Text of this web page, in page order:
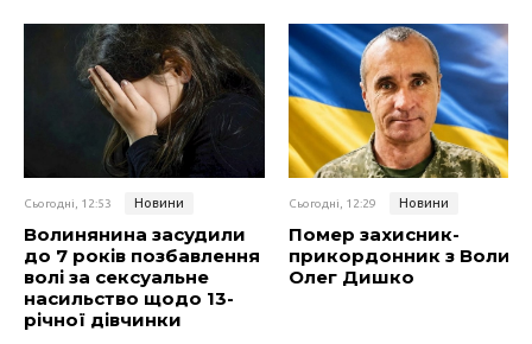
Сьогодні, 12:53 Новини
Волинянина засудили
до 7 років позбавлення
волі за сексуальне
насильство щодо 13-
річної дівчинки
Сьогодні, 12:29 Новини
Помер захисник-
прикордонник з Волині
Олег Дишко